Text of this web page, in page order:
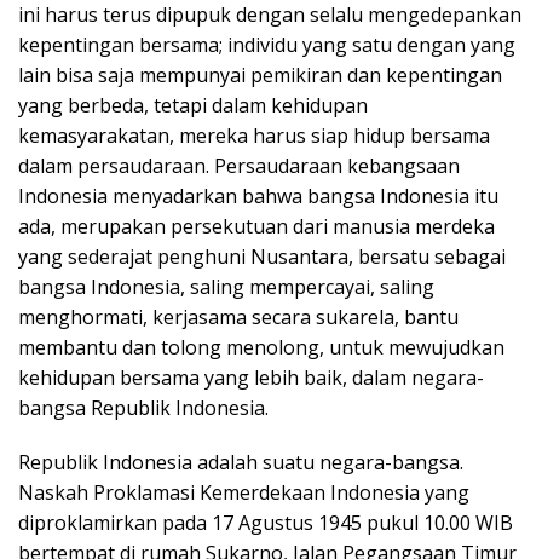
ini harus terus dipupuk dengan selalu mengedepankan
kepentingan bersama; individu yang satu dengan yang
lain bisa saja mempunyai pemikiran dan kepentingan
yang berbeda, tetapi dalam kehidupan
kemasyarakatan, mereka harus siap hidup bersama
dalam persaudaraan. Persaudaraan kebangsaan
Indonesia menyadarkan bahwa bangsa Indonesia itu
ada, merupakan persekutuan dari manusia merdeka
yang sederajat penghuni Nusantara, bersatu sebagai
bangsa Indonesia, saling mempercayai, saling
menghormati, kerjasama secara sukarela, bantu
membantu dan tolong menolong, untuk mewujudkan
kehidupan bersama yang lebih baik, dalam negara-
bangsa Republik Indonesia.
Republik Indonesia adalah suatu negara-bangsa.
Naskah Proklamasi Kemerdekaan Indonesia yang
diproklamirkan pada 17 Agustus 1945 pukul 10.00 WIB
bertempat di rumah Sukarno, Jalan Pegangsaan Timur